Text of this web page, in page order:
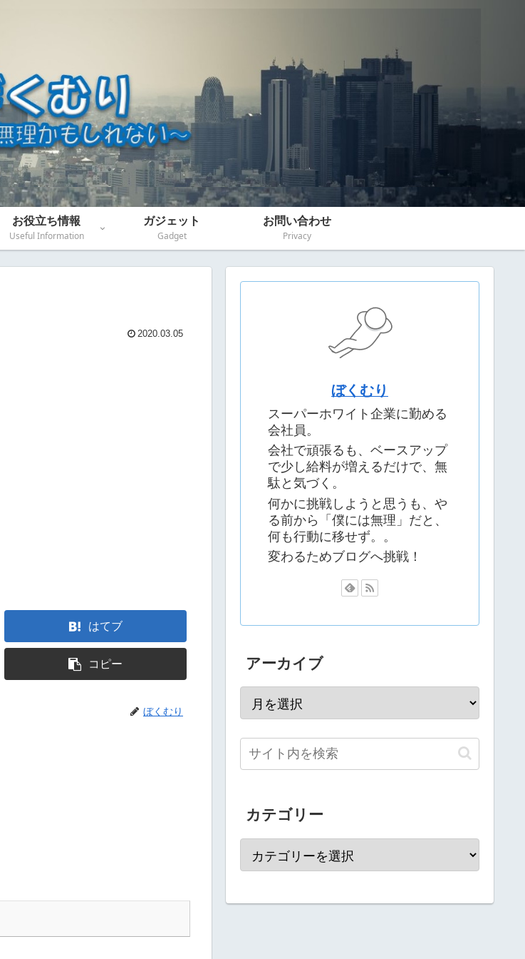
お役立ち情報
Useful Information
ガジェット
Gadget
お問い合わせ
Privacy
2020.03.05
はてブ
コピー
ぼくむり
ぼくむり
スーパーホワイト企業に勤める
会社員。
会社で頑張るも、ベースアップ
で少し給料が増えるだけで、無
駄と気づく。
何かに挑戦しようと思うも、や
る前から「僕には無理」だと、
何も行動に移せず。。
変わるためブログへ挑戦！
アーカイブ
カテゴリー